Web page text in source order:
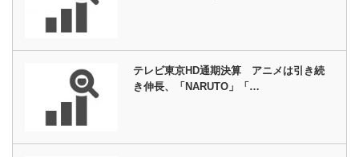
テレビ東京HD通期決算 アニメは引き続
き伸長、「NARUTO」「…